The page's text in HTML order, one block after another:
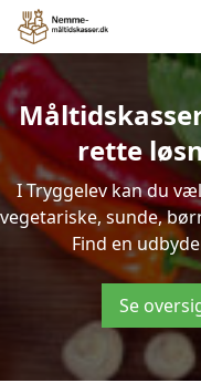
rette
I Tryggelev kan du
vegetariske, sunde,
Find en
Se